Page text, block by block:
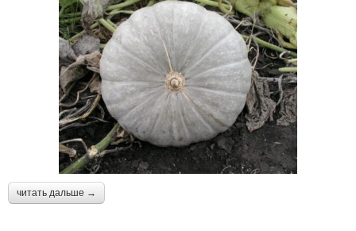
читать дальше →